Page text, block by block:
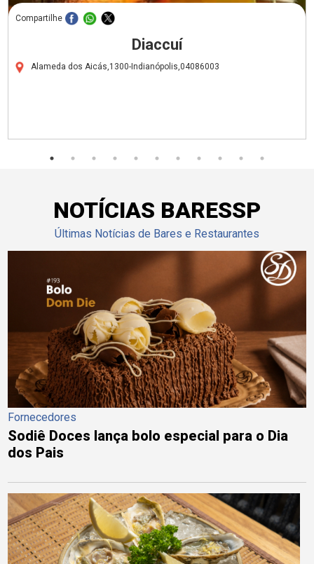
Compartilhe
Diaccuí
Alameda dos Aicás,1300-Indianópolis,04086003
NOTÍCIAS BARESSP
Últimas Notícias de Bares e Restaurantes
Fornecedores
Sodiê Doces lança bolo especial para o Dia
dos Pais